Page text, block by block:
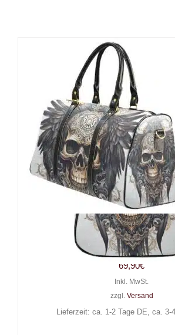
Barmetal
Wings
69,90€
Inkl. MwSt.
zzgl. Versand
Lieferzeit: ca. 1-2 Tage DE, ca. 3-